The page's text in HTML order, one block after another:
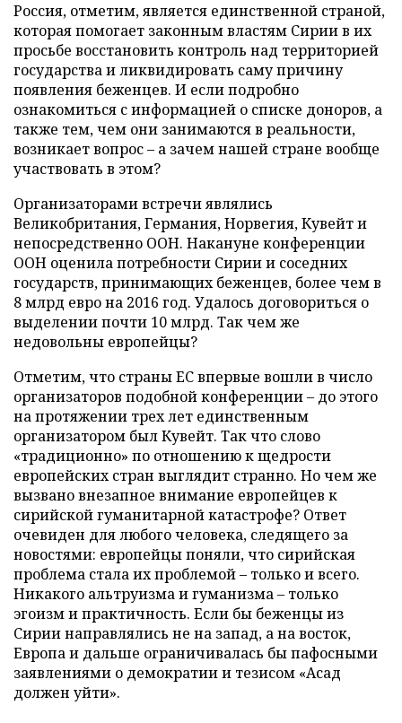
Россия, отметим, является единственной страной,
которая помогает законным властям Сирии в их
просьбе восстановить контроль над территорией
государства и ликвидировать саму причину
появления беженцев. И если подробно
ознакомиться с информацией о списке доноров, а
также тем, чем они занимаются в реальности,
возникает вопрос – а зачем нашей стране вообще
участвовать в этом?
Организаторами встречи являлись
Великобритания, Германия, Норвегия, Кувейт и
непосредственно ООН. Накануне конференции
ООН оценила потребности Сирии и соседних
государств, принимающих беженцев, более чем в
8 млрд евро на 2016 год. Удалось договориться о
выделении почти 10 млрд. Так чем же
недовольны европейцы?
Отметим, что страны ЕС впервые вошли в число
организаторов подобной конференции – до этого
на протяжении трех лет единственным
организатором был Кувейт. Так что слово
«традиционно» по отношению к щедрости
европейских стран выглядит странно. Но чем же
вызвано внезапное внимание европейцев к
сирийской гуманитарной катастрофе? Ответ
очевиден для любого человека, следящего за
новостями: европейцы поняли, что сирийская
проблема стала их проблемой – только и всего.
Никакого альтруизма и гуманизма – только
эгоизм и практичность. Если бы беженцы из
Сирии направлялись не на запад, а на восток,
Европа и дальше ограничивалась бы пафосными
заявлениями о демократии и тезисом «Асад
должен уйти».